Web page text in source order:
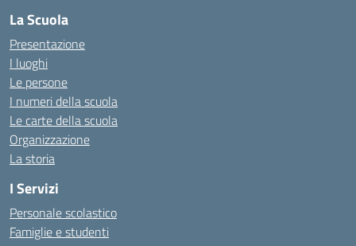
La Scuola
Presentazione
I luoghi
Le persone
I numeri della scuola
Le carte della scuola
Organizzazione
La storia
I Servizi
Personale scolastico
Famiglie e studenti